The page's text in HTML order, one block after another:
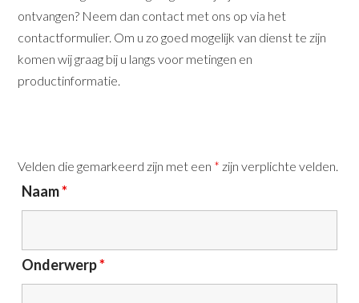
ontvangen? Neem dan contact met ons op via het
contactformulier. Om u zo goed mogelijk van dienst te zijn
komen wij graag bij u langs voor metingen en
productinformatie.
Velden die gemarkeerd zijn met een * zijn verplichte velden.
Naam*
Onderwerp*